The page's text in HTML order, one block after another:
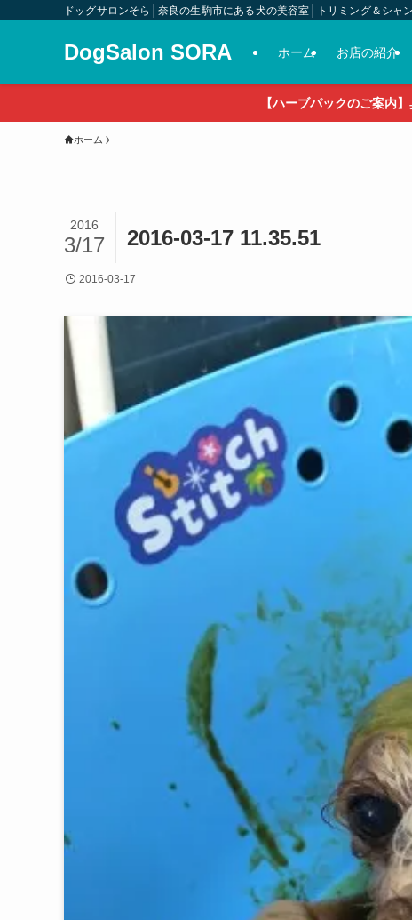
ドッグサロンそら│奈良の生駒市にある犬の美容室│トリミング＆シャ
DogSalon SORA ホーム お店の紹介
【ハーブパックのご案内
ホーム
2016-03-17 11.35.51
2016
3/17
2016-03-17